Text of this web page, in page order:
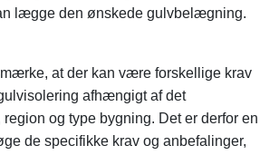
lægge den ønskede gulvbelægning.
at der kan være forskellige krav
afhængigt af det
og type bygning. Det er derfor en
de specifikke krav og anbefalinger,